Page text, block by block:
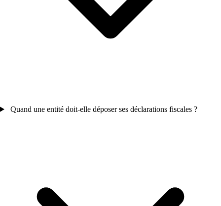
Quand une entité doit-elle déposer ses déclarations fiscales ?